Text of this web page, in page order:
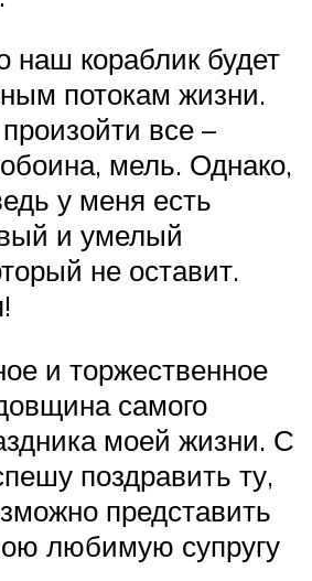
наш кораблик будет
потокам жизни.
все –
мель. Однако,
у меня есть
и умелый
не оставит.
и торжественное
самого
моей жизни. С
поздравить ту,
представить
любимую супругу